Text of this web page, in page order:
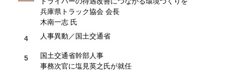
兵庫県トラック協会 会長
木南一志 氏
人事異動／国土交通省
国土交通省幹部人事
事務次官に塩見英之氏が就任